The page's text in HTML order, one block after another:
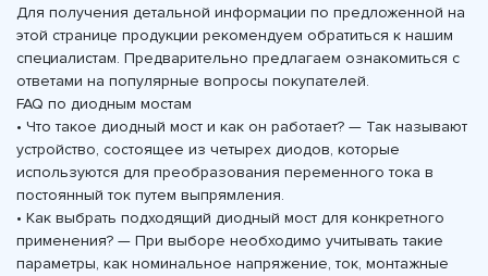
Для получения детальной информации по предложенной на
этой странице продукции рекомендуем обратиться к нашим
специалистам. Предварительно предлагаем ознакомиться с
ответами на популярные вопросы покупателей.
FAQ по диодным мостам
• Что такое диодный мост и как он работает? — Так называют
устройство, состоящее из четырех диодов, которые
используются для преобразования переменного тока в
постоянный ток путем выпрямления.
• Как выбрать подходящий диодный мост для конкретного
применения? — При выборе необходимо учитывать такие
параметры, как номинальное напряжение, ток, монтажные